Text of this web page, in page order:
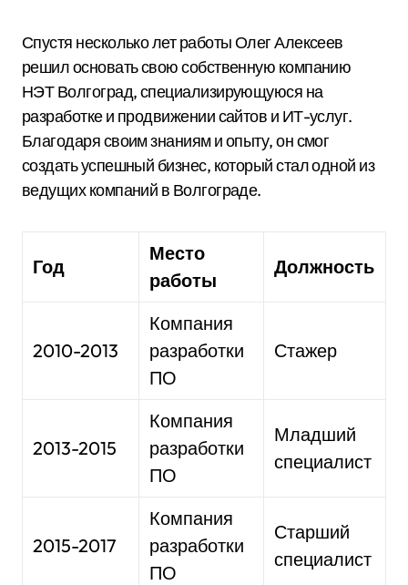
Спустя несколько лет работы Олег Алексеев
решил основать свою собственную компанию
НЭТ Волгоград, специализирующуюся на
разработке и продвижении сайтов и ИТ-услуг.
Благодаря своим знаниям и опыту, он смог
создать успешный бизнес, который стал одной из
ведущих компаний в Волгограде.
Год
Место
работы
Должность
2010-2013
Компания
разработки
ПО
Стажер
2013-2015
Компания
разработки
ПО
Младший
специалист
2015-2017
Компания
разработки
ПО
Старший
специалист